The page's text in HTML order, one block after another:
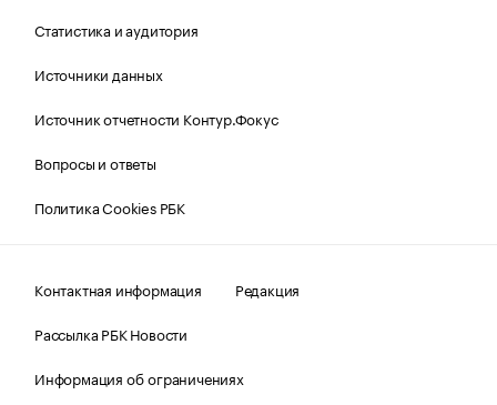
Статистика и аудитория
Источники данных
Источник отчетности Контур.Фокус
Вопросы и ответы
Политика Cookies РБК
Контактная информация
Редакция
Рассылка РБК Новости
Информация об ограничениях